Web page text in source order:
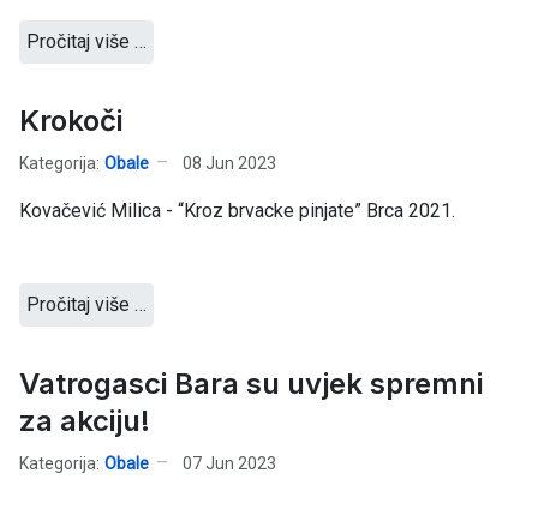
Pročitaj više …
Krokoči
Kategorija: Obale 08 Jun 2023
Kovačević Milica - “Kroz brvacke pinjate” Brca 2021.
Pročitaj više …
Vatrogasci Bara su uvjek spremni
za akciju!
Kategorija: Obale 07 Jun 2023